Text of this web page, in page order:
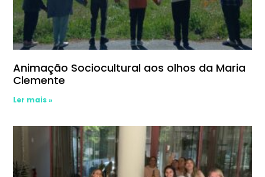
Animação Sociocultural aos olhos da Maria
Clemente
Ler mais »